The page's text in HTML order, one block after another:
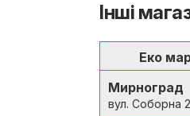
Інші
Еко
Мирноград
вул. Соборна 2